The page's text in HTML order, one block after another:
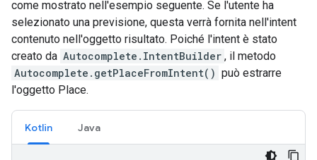
come mostrato nell'esempio seguente. Se l'utente ha
selezionato una previsione, questa verrà fornita nell'intent
contenuto nell'oggetto risultato. Poiché l'intent è stato
creato da Autocomplete.IntentBuilder , il metodo
Autocomplete.getPlaceFromIntent() può estrarre
l'oggetto Place.
Kotlin Java